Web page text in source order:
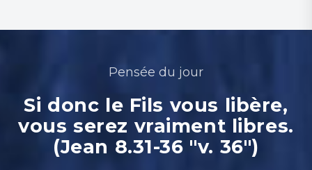
Pensée du jour
Si donc le Fils vous libère,
vous serez vraiment libres.
(Jean 8.31-36 "v. 36")